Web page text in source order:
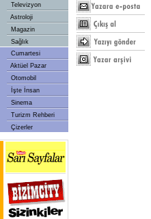
Televizyon
Astroloji
Magazin
Sağlık
Cumartesi
Aktüel Pazar
Otomobil
İşte İnsan
Sinema
Turizm Rehberi
Çizerler